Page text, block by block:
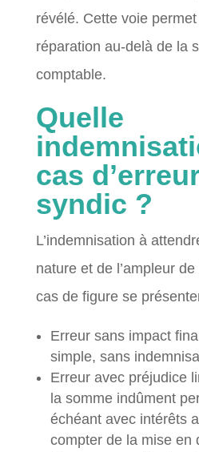
révélé. Cette voie
réparation au-delà de la
comptable.
Quelle
cas
syndic ?
L’indemnisation à
nature et de l’ampleur
cas de figure se
Erreur sans impact
simple, sans
Erreur avec préjudice
la somme indûment
échéant avec intérêts
compter de la mise en